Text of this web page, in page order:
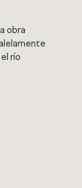
obra
río